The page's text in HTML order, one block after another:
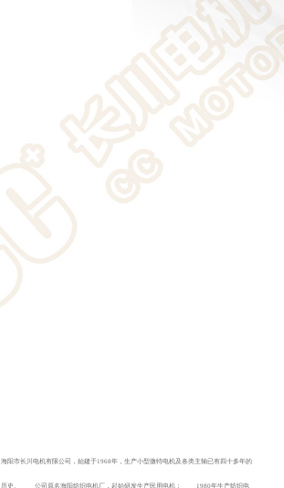
海阳市长川电机有限公司，始建于1968年，生产小型微特电机及各类主轴已有四十多年的
历史。 公司原名海阳纺织电机厂，起始研发生产民用电机； 1980年生产纺织电